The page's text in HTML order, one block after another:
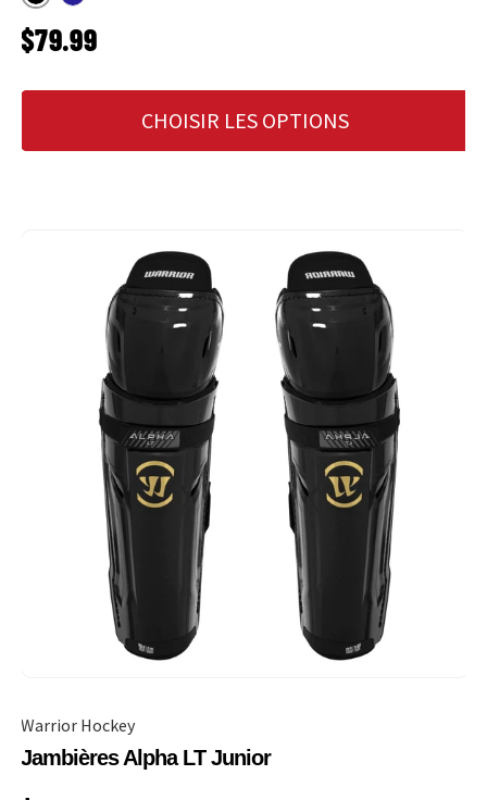
Noir Marine
PRIX HABITUEL
$79.99
CHOISIR LES OPTIONS
Warrior Hockey
Jambières Alpha LT Junior